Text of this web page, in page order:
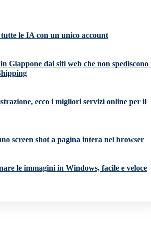
tutte le IA con un unico account
Giappone dai siti web che non spediscono
ecco i migliori servizi online per il
screen shot a pagina intera nel browser
le immagini in Windows, facile e veloce